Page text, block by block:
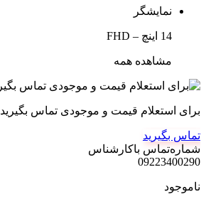
نمایشگر
14 اینچ – FHD
مشاهده همه
برای استعلام قیمت و موجودی تماس بگیرید
تماس بگیرید
شماره‌تماس‌ با‌کارشناس
09223400290
ناموجود